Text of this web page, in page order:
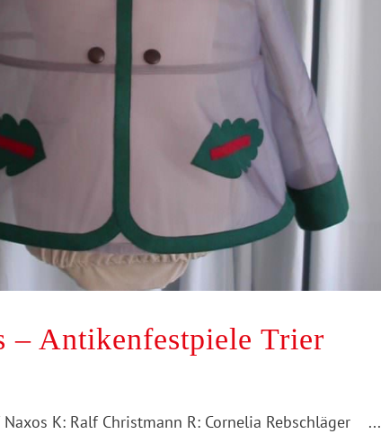
– Antikenfestpiele Trier
K: Ralf Christmann R: Cornelia Rebschläger ...